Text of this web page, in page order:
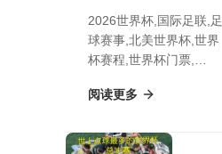
2026世界杯,国际足联,足
球赛事,北美世界杯,世界
杯赛程,世界杯门票,
化新工作室，神秘新作首
启！》
阅读更多